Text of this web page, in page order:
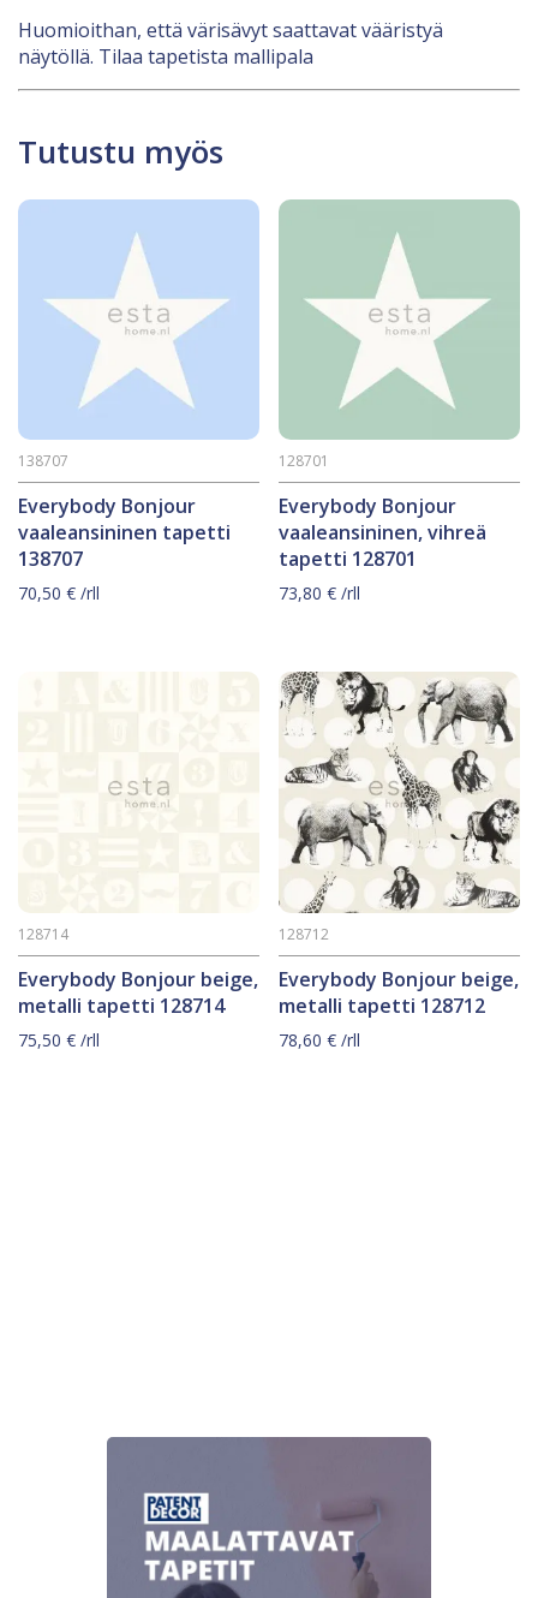
Huomioithan, että värisävyt saattavat vääristyä
näytöllä. Tilaa tapetista mallipala
Tutustu myös
Everybody Bonjour
vaaleansininen tapetti
138707
138707
70,50 € /rll
Everybody Bonjour
vaaleansininen, vihreä
tapetti 128701
128701
73,80€ /rll
Everybody Bonjour beige,
metalli tapetti 128714
128714
75,50 € /rll
Everybody Bonjour beige,
metalli tapetti 128712
128712
78,60€ /rll